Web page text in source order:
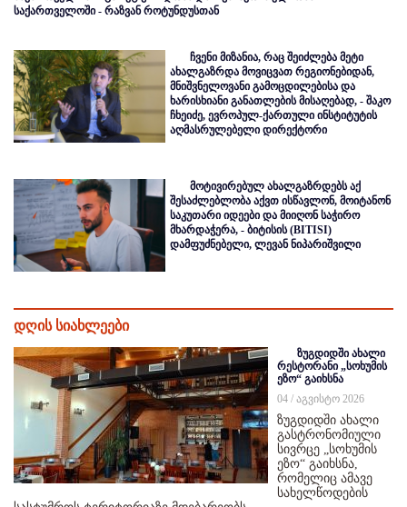
საქართველოში - რაზვან როტუნდუსთან
ჩვენი მიზანია, რაც შეიძლება მეტი
ახალგაზრდა მოვიცვათ რეგიონებიდან,
მნიშვნელოვანი გამოცდილებისა და
ხარისხიანი განათლების მისაღებად, - შაკო
ჩხეიძე, ევროპულ-ქართული ინსტიტუტის
აღმასრულებელი დირექტორი
მოტივირებულ ახალგაზრდებს აქ
შესაძლებლობა აქვთ ისწავლონ, მოიტანონ
საკუთარი იდეები და მიიღონ საჭირო
მხარდაჭერა, - ბიტისის (BITISI)
დამფუძნებელი, ლევან ნიპარიშვილი
დღის სიახლეები
ზუგდიდში ახალი
რესტორანი „სოხუმის
ეზო“ გაიხსნა
04 / აგვისტო 2026
ზუგდიდში ახალი
გასტრონომიული
სივრცე „სოხუმის
ეზო“ გაიხსნა,
რომელიც ამავე
სახელწოდების